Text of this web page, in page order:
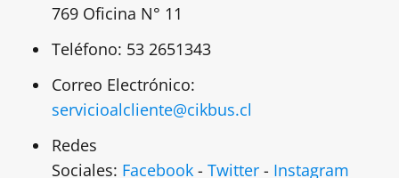
769 Oficina N° 11
Teléfono: 53 2651343
Correo Electrónico:
servicioalcliente@cikbus.cl
Redes
Sociales: Facebook - Twitter - Instagram